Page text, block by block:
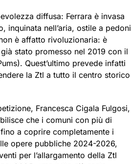
diffusa: Ferrara è invasa
inquinata nell’aria, ostile a pedoni
è affatto rivoluzionaria: è
stato promesso nel 2019 con il
Quest’ultimo prevede infatti
la Ztl a tutto il centro storico
Francesca Cigala Fulgosi,
che i comuni con più di
a coprire completamente i
opere pubbliche 2024-2026,
per l’allargamento della Ztl